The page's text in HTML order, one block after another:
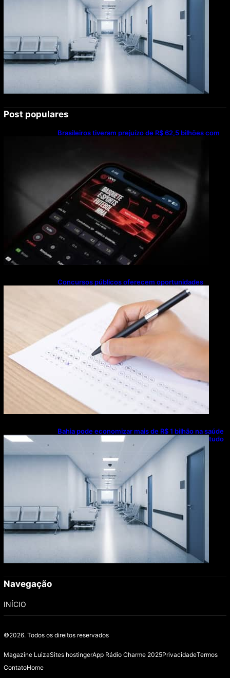
Post populares
Brasileiros tiveram prejuízo de R$ 62,5 bilhões com
Concursos públicos oferecem oportunidades
Bahia pode economizar mais de R$ 1 bilhão na saúde
com universalização do saneamento, aponta estudo
Navegação
INÍCIO
©2026. Todos os direitos reservados
Magazine LuizaSites hostingerApp Rádio Charme 2025PrivacidadeTermos
ContatoHome